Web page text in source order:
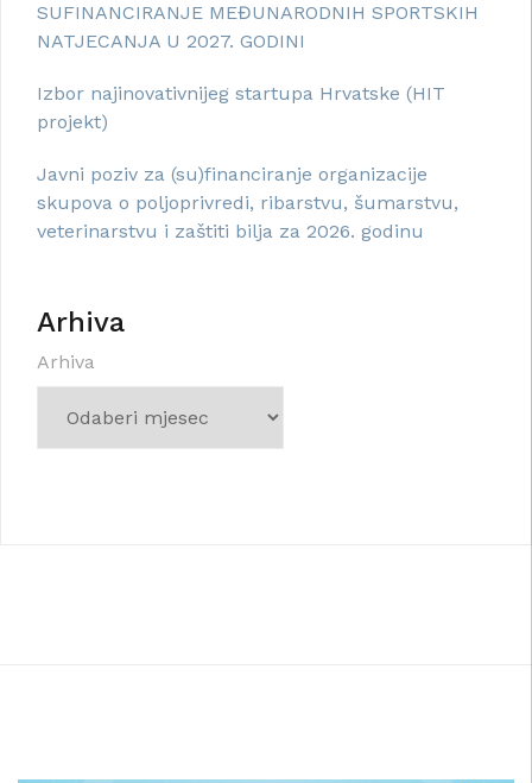
SUFINANCIRANJE MEĐUNARODNIH SPORTSKIH
NATJECANJA U 2027. GODINI
Izbor najinovativnijeg startupa Hrvatske (HIT
projekt)
Javni poziv za (su)financiranje organizacije
skupova o poljoprivredi, ribarstvu, šumarstvu,
veterinarstvu i zaštiti bilja za 2026. godinu
Arhiva
Arhiva